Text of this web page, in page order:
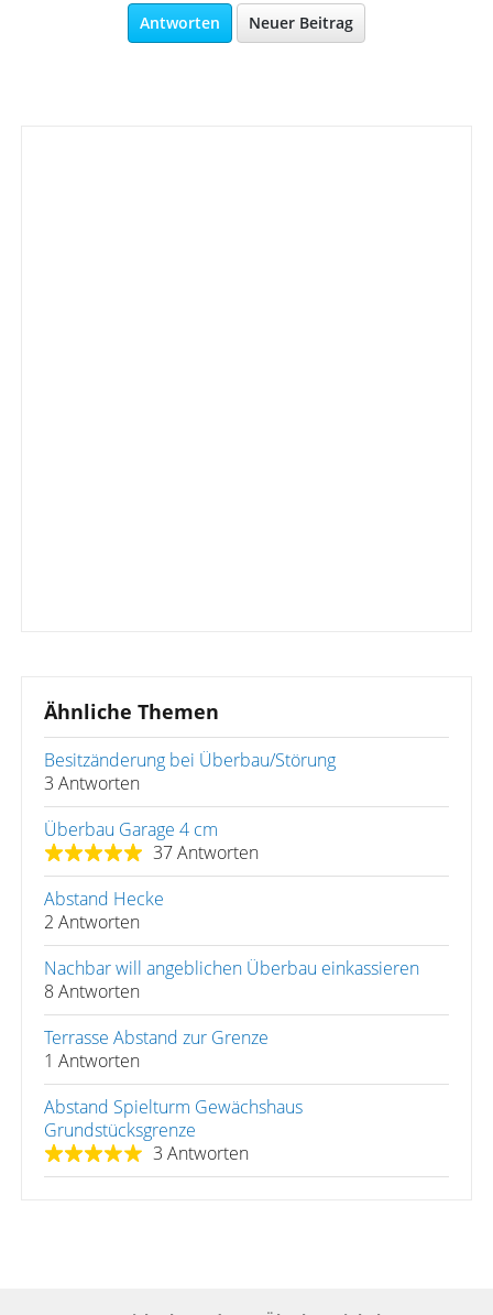
Antworten Neuer Beitrag
Ähnliche Themen
Besitzänderung bei Überbau/Störung
3 Antworten
Überbau Garage 4 cm
37 Antworten
Abstand Hecke
2 Antworten
Nachbar will angeblichen Überbau einkassieren
8 Antworten
Terrasse Abstand zur Grenze
1 Antworten
Abstand Spielturm Gewächshaus
Grundstücksgrenze
3 Antworten